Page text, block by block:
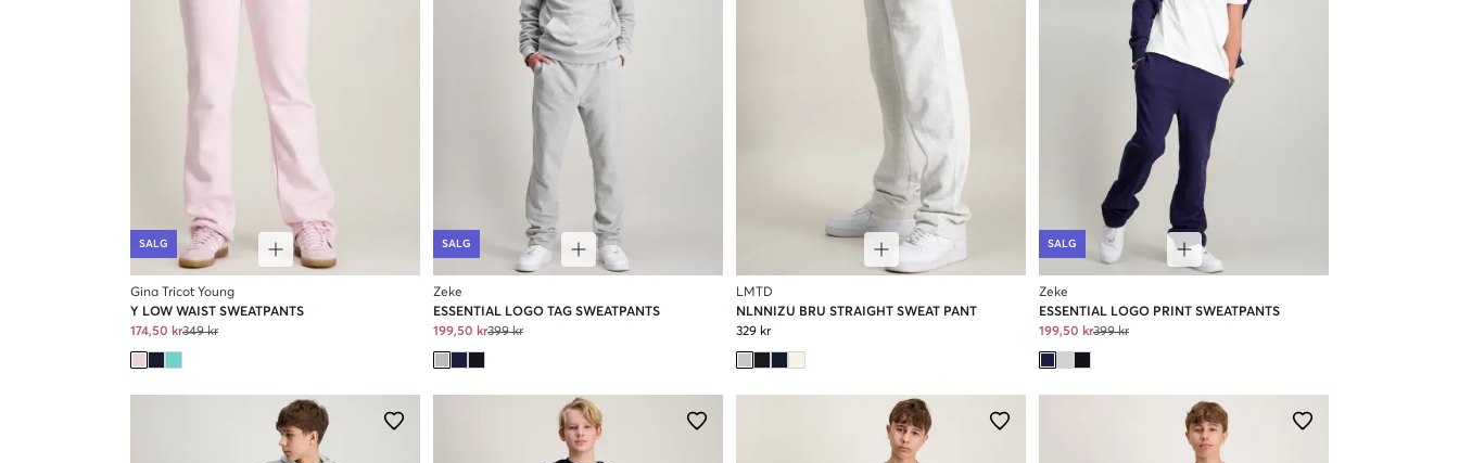
SALG
Gina Tricot Young
Y LOW WAIST SWEATPANTS
174,50 kr349 kr
SALG
Zeke
ESSENTIAL LOGO TAG SWEATPANTS
199,50 kr399 kr
LMTD
NLNNIZU BRU STRAIGHT SWEAT PANT
329 kr
SALG
Zeke
ESSENTIAL LOGO PRINT SWEATPANTS
199,50 kr399 kr